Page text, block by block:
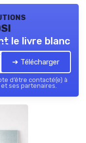
le livre blanc
➔ Télécharger
d’être contacté(e) à
et ses partenaires.